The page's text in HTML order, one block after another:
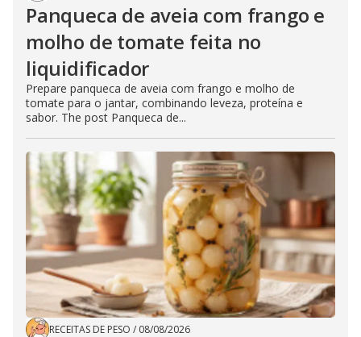
Panqueca de aveia com frango e
molho de tomate feita no
liquidificador
Prepare panqueca de aveia com frango e molho de
tomate para o jantar, combinando leveza, proteína e
sabor. The post Panqueca de...
RECEITAS DE PESO / 08/08/2026